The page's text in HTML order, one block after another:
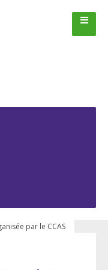
par le CCAS